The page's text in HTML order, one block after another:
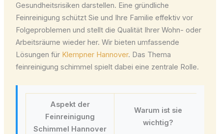
Gesundheitsrisiken darstellen. Eine gründliche
Feinreinigung schützt Sie und Ihre Familie effektiv vor
Folgeproblemen und stellt die Qualität Ihrer Wohn- oder
Arbeitsräume wieder her. Wir bieten umfassende
Lösungen für Klempner Hannover. Das Thema
feinreinigung schimmel spielt dabei eine zentrale Rolle.
Aspekt der
Feinreinigung
Schimmel Hannover
Warum ist sie
wichtig?